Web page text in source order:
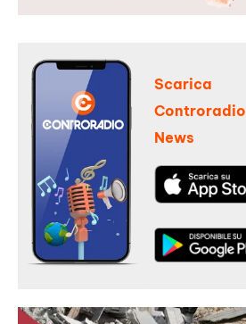
Scarica
Controradio
News